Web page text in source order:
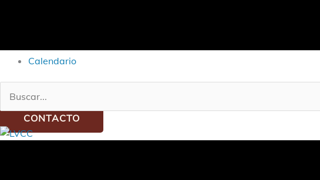
Calendario
CONTACTO